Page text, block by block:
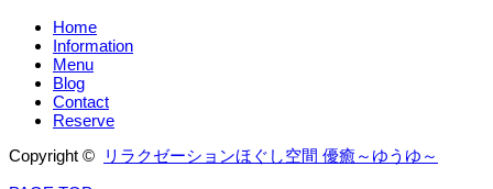
Home
Information
Menu
Blog
Contact
Reserve
Copyright ©
リラクゼーションほぐし空間 優癒～ゆうゆ～